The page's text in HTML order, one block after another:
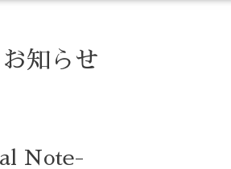
お知らせ
Note-